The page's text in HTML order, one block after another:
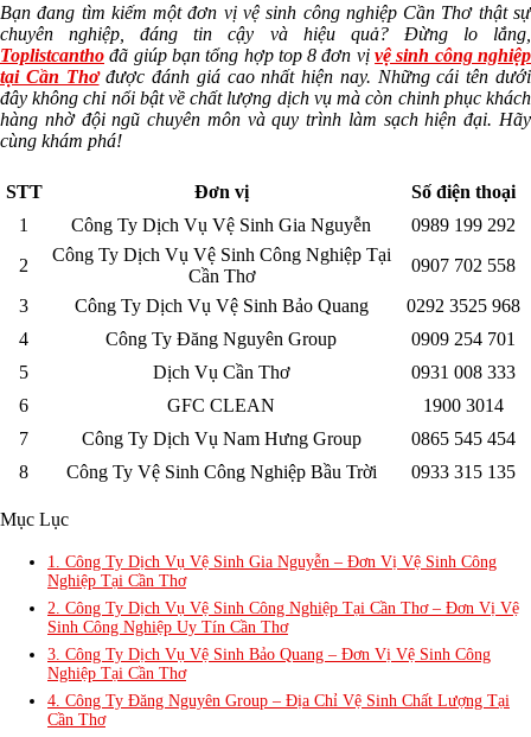
Bạn đang tìm kiếm một đơn vị vệ sinh công nghiệp Cần Thơ thật sự
chuyên nghiệp, đáng tin cậy và hiệu quả? Đừng lo lắng,
Toplistcantho đã giúp bạn tổng hợp top 8 đơn vịvệ sinh công nghiệp
tại Cần Thơđược đánh giá cao nhất hiện nay. Những cái tên dưới
đây không chỉ nổi bật về chất lượng dịch vụ mà còn chinh phục khách
hàng nhờ đội ngũ chuyên môn và quy trình làm sạch hiện đại. Hãy
cùng khám phá!
STT Đơn vị
Số điện thoại
1
Công Ty Dịch Vụ Vệ Sinh Gia Nguyễn
0989 199 292
2
Công Ty Dịch Vụ Vệ Sinh Công Nghiệp Tại
Cần Thơ
0907 702 558
3
Công Ty Dịch Vụ Vệ Sinh Bảo Quang
0292 3525 968
4
Công Ty Đăng Nguyên Group
0909 254 701
5
Dịch Vụ Cần Thơ
0931 008 333
6
GFC CLEAN
1900 3014
7
Công Ty Dịch Vụ Nam Hưng Group
0865 545 454
8
Công Ty Vệ Sinh Công Nghiệp Bầu Trời 0933 315 135
Mục Lục
1. Công Ty Dịch Vụ Vệ Sinh Gia Nguyễn – Đơn Vị Vệ Sinh Công
Nghiệp Tại Cần Thơ
2. Công Ty Dịch Vụ Vệ Sinh Công Nghiệp Tại Cần Thơ – Đơn Vị Vệ
Sinh Công Nghiệp Uy Tín Cần Thơ
3. Công Ty Dịch Vụ Vệ Sinh Bảo Quang – Đơn Vị Vệ Sinh Công
Nghiệp Tại Cần Thơ
4. Công Ty Đăng Nguyên Group – Địa Chỉ Vệ Sinh Chất Lượng Tại
Cần Thơ